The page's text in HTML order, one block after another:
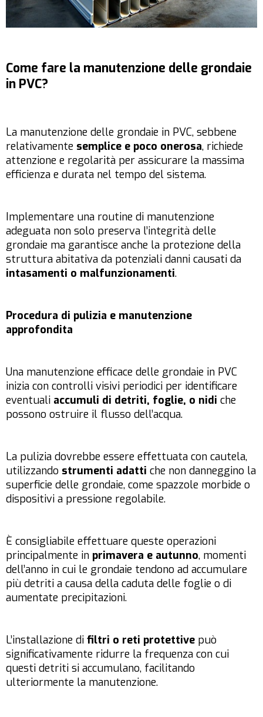
Come fare la manutenzione delle grondaie
in PVC?
La manutenzione delle grondaie in PVC, sebbene
relativamente semplice e poco onerosa, richiede
attenzione e regolarità per assicurare la massima
efficienza e durata nel tempo del sistema.
Implementare una routine di manutenzione
adeguata non solo preserva l’integrità delle
grondaie ma garantisce anche la protezione della
struttura abitativa da potenziali danni causati da
intasamenti o malfunzionamenti.
Procedura di pulizia e manutenzione
approfondita
Una manutenzione efficace delle grondaie in PVC
inizia con controlli visivi periodici per identificare
eventuali accumuli di detriti, foglie, o nidi che
possono ostruire il flusso dell’acqua.
La pulizia dovrebbe essere effettuata con cautela,
utilizzando strumenti adatti che non danneggino la
superficie delle grondaie, come spazzole morbide o
dispositivi a pressione regolabile.
È consigliabile effettuare queste operazioni
principalmente in primavera e autunno, momenti
dell’anno in cui le grondaie tendono ad accumulare
più detriti a causa della caduta delle foglie o di
aumentate precipitazioni.
L’installazione di filtri o reti protettive può
significativamente ridurre la frequenza con cui
questi detriti si accumulano, facilitando
ulteriormente la manutenzione.